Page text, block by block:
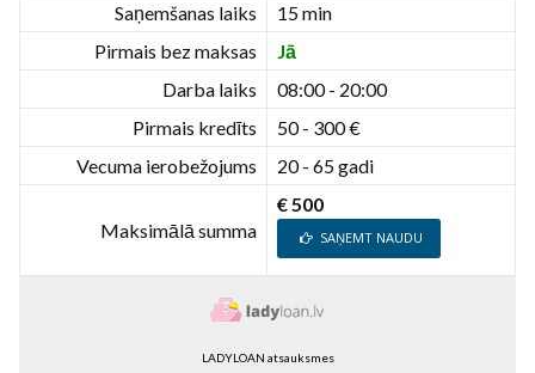
Saņemšanas laiks
15 min
Pirmais bez maksas
Jā
Darba laiks
08:00 - 20:00
Pirmais kredīts
50 - 300 €
Vecuma ierobežojums
20 - 65 gadi
Maksimālā summa
€ 500
SAŅEMT NAUDU
LADYLOAN atsauksmes